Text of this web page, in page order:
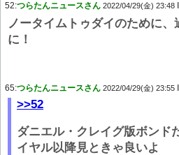
52:つらたんニュースさん 2022/04/29(金) 23:48
ノータイムトゥダイのために、
に！
65:つらたんニュースさん 2022/04/29(金) 23:55
>>52
ダニエル・クレイグ版ボンド
イヤル以降見ときゃ良いよ